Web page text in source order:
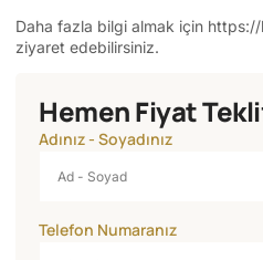
Daha fazla bilgi almak için
ziyaret edebilirsiniz.
Hemen Fiyat
Adınız - Soyadınız
Telefon Numaranız